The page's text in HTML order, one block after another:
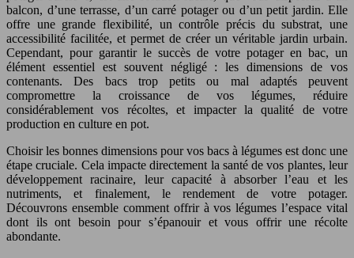
balcon, d’une terrasse, d’un carré potager ou d’un petit jardin. Elle
offre une grande flexibilité, un contrôle précis du substrat, une
accessibilité facilitée, et permet de créer un véritable jardin urbain.
Cependant, pour garantir le succès de votre potager en bac, un
élément essentiel est souvent négligé : les dimensions de vos
contenants. Des bacs trop petits ou mal adaptés peuvent
compromettre la croissance de vos légumes, réduire
considérablement vos récoltes, et impacter la qualité de votre
production en culture en pot.
Choisir les bonnes dimensions pour vos bacs à légumes est donc une
étape cruciale. Cela impacte directement la santé de vos plantes, leur
développement racinaire, leur capacité à absorber l’eau et les
nutriments, et finalement, le rendement de votre potager.
Découvrons ensemble comment offrir à vos légumes l’espace vital
dont ils ont besoin pour s’épanouir et vous offrir une récolte
abondante.